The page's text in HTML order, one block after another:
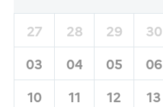
27 28 29 30
03
04 05 06
10
11 12 13